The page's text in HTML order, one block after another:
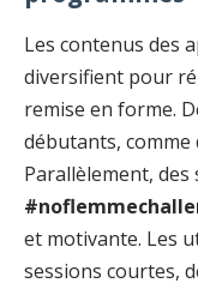
Les contenus des
diversifient pour
remise en forme.
débutants, comme
Parallèlement, des
et motivante. Les
sessions courtes,